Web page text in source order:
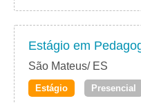
Estágio em
São Mateus/ ES
Estágio Presencial